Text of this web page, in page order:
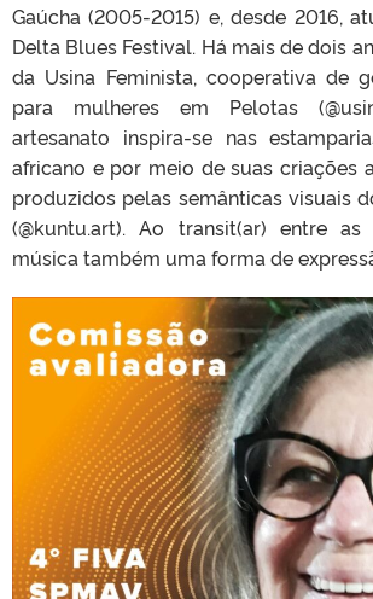
Gaúcha (2005-2015) e, desde 2016,
Delta Blues Festival. Há mais de dois
da Usina Feminista, cooperativa de
para mulheres em Pelotas
artesanato inspira-se nas
africano e por meio de suas criações
produzidos pelas semânticas visuais
(@kuntu.art). Ao transit(ar) entre
música também uma forma de